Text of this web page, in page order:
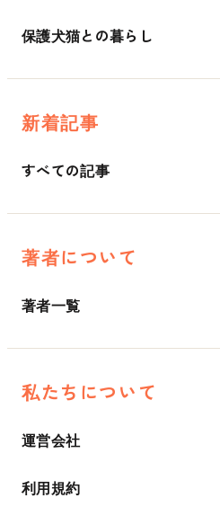
保護犬猫との暮らし
新着記事
すべての記事
著者について
著者一覧
私たちについて
運営会社
利用規約